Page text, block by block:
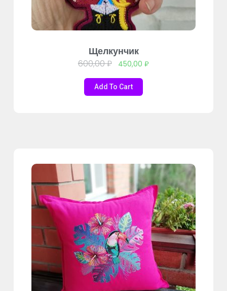
Щелкунчик
600,00₽ 450,00₽
Add To Cart